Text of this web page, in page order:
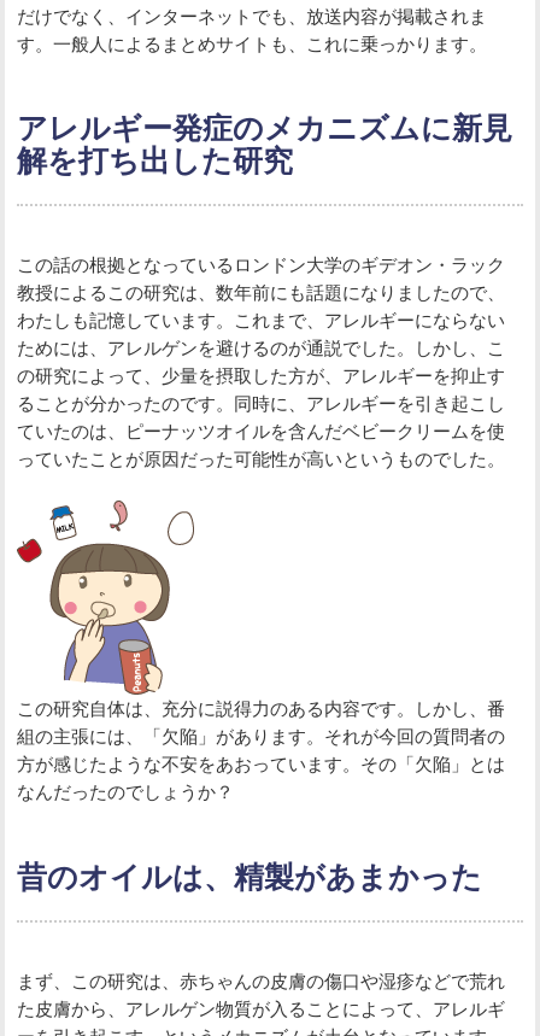
だけでなく、インターネットでも、放送内容が掲載されま
す。一般人によるまとめサイトも、これに乗っかります。
アレルギー発症のメカニズムに新見
解を打ち出した研究
この話の根拠となっているロンドン大学のギデオン・ラック
教授によるこの研究は、数年前にも話題になりましたので、
わたしも記憶しています。これまで、アレルギーにならない
ためには、アレルゲンを避けるのが通説でした。しかし、こ
の研究によって、少量を摂取した方が、アレルギーを抑止す
ることが分かったのです。同時に、アレルギーを引き起こし
ていたのは、ピーナッツオイルを含んだベビークリームを使
っていたことが原因だった可能性が高いというものでした。
この研究自体は、充分に説得力のある内容です。しかし、番
組の主張には、「欠陥」があります。それが今回の質問者の
方が感じたような不安をあおっています。その「欠陥」とは
なんだったのでしょうか？
昔のオイルは、精製があまかった
まず、この研究は、赤ちゃんの皮膚の傷口や湿疹などで荒れ
た皮膚から、アレルゲン物質が入ることによって、アレルギ